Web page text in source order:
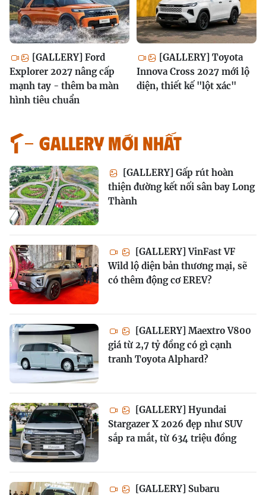
[GALLERY] Ford
Explorer 2027 nâng cấp
mạnh tay - thêm ba màn
hình tiêu chuẩn
[GALLERY] Toyota
Innova Cross 2027 mới lộ
diện, thiết kế "lột xác"
GALLERY MỚI NHẤT
[GALLERY] Gấp rút hoàn
thiện đường kết nối sân bay Long
Thành
[GALLERY] VinFast VF
Wild lộ diện bản thương mại, sẽ
có thêm động cơ EREV?
[GALLERY] Maextro V800
giá từ 2,7 tỷ đồng có gì cạnh
tranh Toyota Alphard?
[GALLERY] Hyundai
Stargazer X 2026 đẹp như SUV
sắp ra mắt, từ 634 triệu đồng
[GALLERY] Subaru